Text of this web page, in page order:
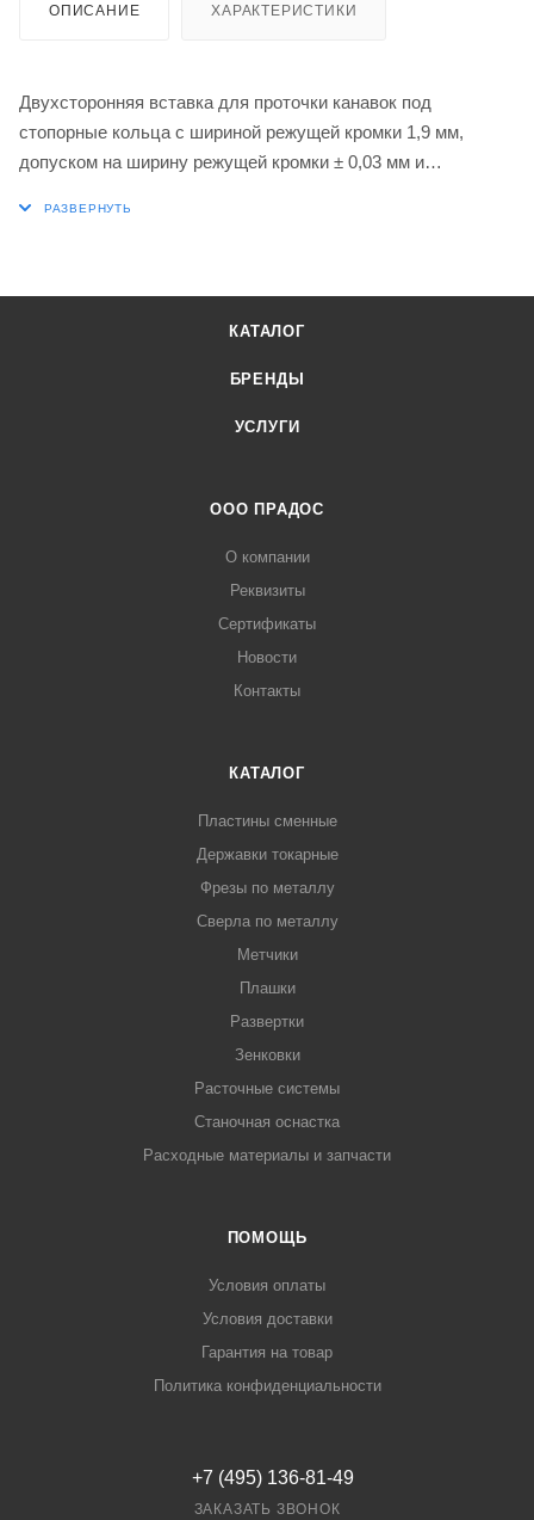
ОПИСАНИЕ ХАРАКТЕРИСТИКИ
Двухсторонняя вставка для проточки канавок под
стопорные кольца с шириной режущей кромки 1,9 мм,
допуском на ширину режущей кромки ± 0,03 мм и
P61.SFR, P61.GFR и GL6-S.. B
КАТАЛОГ
БРЕНДЫ
УСЛУГИ
ООО ПРАДОС
О компании
Реквизиты
Сертификаты
Новости
Контакты
КАТАЛОГ
Пластины сменные
Державки токарные
Фрезы по металлу
Сверла по металлу
Метчики
Плашки
Развертки
Зенковки
Расточные системы
Станочная оснастка
Расходные материалы и запчасти
ПОМОЩЬ
Условия оплаты
Условия доставки
Гарантия на товар
Политика конфиденциальности
+7 (495) 136-81-49
ЗАКАЗАТЬ ЗВОНОК